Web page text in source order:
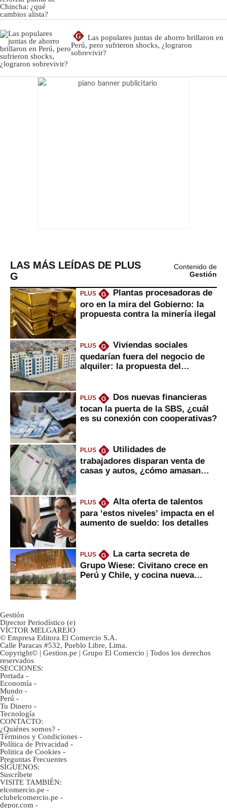
G
Las populares juntas de ahorro brillaron en
Perú, pero sufrieron shocks, ¿lograron
sobrevivir?
LAS MÁS LEÍDAS DE PLUS
G
Contenido de
Gestión
PLUS G
Plantas procesadoras de
oro en la mira del Gobierno: la
propuesta contra la minería ilegal
PLUS G
Viviendas sociales
quedarían fuera del negocio de
alquiler: la propuesta del
PLUS G
Dos nuevas financieras
tocan la puerta de la SBS, ¿cuál
es su conexión con cooperativas?
PLUS G
Utilidades de
trabajadores disparan venta de
casas y autos, ¿cómo amasan
PLUS G
Alta oferta de talentos
para ‘estos niveles’ impacta en el
aumento de sueldo: los detalles
PLUS G
La carta secreta de
Grupo Wiese: Civitano crece en
Perú y Chile, y cocina nueva
Gestión
Director Periodístico (e)
VÍCTOR MELGAREJO
© Empresa Editora El Comercio S.A.
Calle Paracas #532, Pueblo Libre, Lima.
Copyright© | Gestion.pe | Grupo El Comercio | Todos los derechos
reservados
SECCIONES:
Portada -
Economía -
Mundo -
Perú -
Tu Dinero -
Tecnología
CONTACTO:
¿Quiénes somos? -
Términos y Condiciones -
Política de Privacidad -
Politica de Cookies -
Preguntas Frecuentes
SÍGUENOS:
Suscríbete
VISITE TAMBIÉN:
elcomercio.pe -
clubelcomercio.pe -
depor.com -